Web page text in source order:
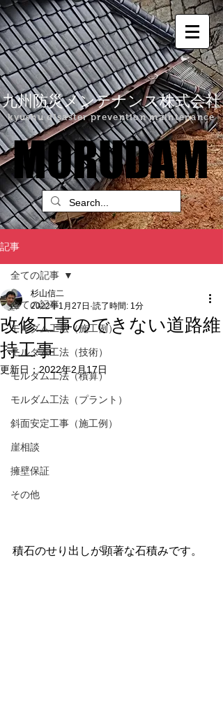
九州防災メンテナンス株式会社
kyushu disaster prevention maintenance
MORUDAM
MORUDAM
記事
全ての記事
モルダム工法（施工例）
モルダム工法（技術）
モルダム工法（積算）
モルダム工法（プラント）
斜面安定工事（施工例）
崖相談
擁壁保証
その他
全ての記事
改修工事のできない道路維
持工事
杉山信二
2022年1月27日 読了時間: 1分
更新日：2022年2月17日
積石のせり出しが顕著な石積みです。